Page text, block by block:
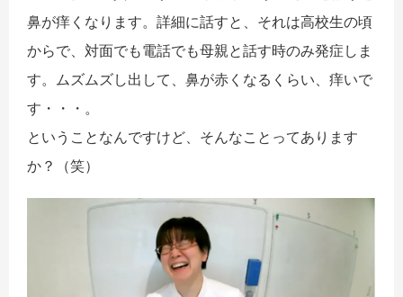
鼻が痒くなります。詳細に話すと、それは高校生の頃
からで、対面でも電話でも母親と話す時のみ発症しま
す。ムズムズし出して、鼻が赤くなるくらい、痒いで
す・・・。
ということなんですけど、そんなことってあります
か？（笑）